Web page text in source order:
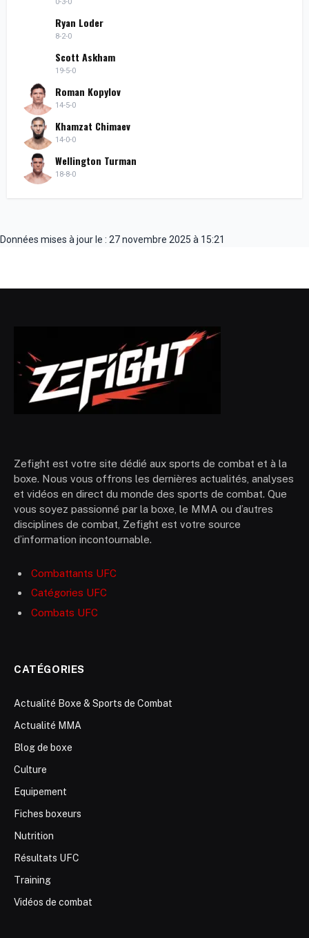
0-3-0
Ryan Loder
8-2-0
Scott Askham
19-5-0
Roman Kopylov
14-5-0
Khamzat Chimaev
14-0-0
Wellington Turman
18-8-0
Données mises à jour le : 27 novembre 2025 à 15:21
Zefight est votre site dédié aux sports de combat et à la
boxe. Nous vous offrons les dernières actualités, analyses
et vidéos en direct du monde des sports de combat. Que
vous soyez passionné par la boxe, le MMA ou d’autres
disciplines de combat, Zefight est votre source
d’information incontournable.
Combattants UFC
Catégories UFC
Combats UFC
CATÉGORIES
Actualité Boxe & Sports de Combat
Actualité MMA
Blog de boxe
Culture
Equipement
Fiches boxeurs
Nutrition
Résultats UFC
Training
Vidéos de combat